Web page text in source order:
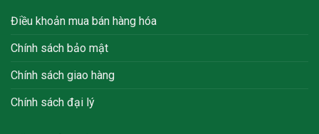
Điều khoản mua bán hàng hóa
Chính sách bảo mật
Chính sách giao hàng
Chính sách đại lý